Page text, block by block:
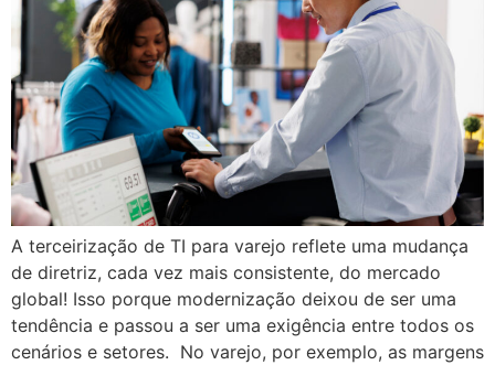
A terceirização de TI para varejo reflete uma mudança
de diretriz, cada vez mais consistente, do mercado
global! Isso porque modernização deixou de ser uma
tendência e passou a ser uma exigência entre todos os
cenários e setores. No varejo, por exemplo, as margens